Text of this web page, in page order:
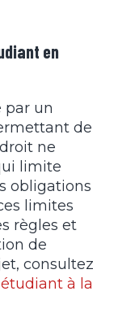
en
par un
de
ne
limite
obligations
limites
règles et
de
consultez
à la